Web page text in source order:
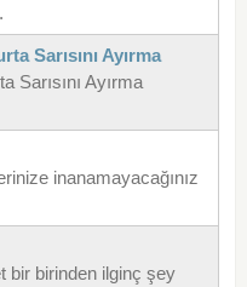
Sarısını Ayırma
Sarısını Ayırma
inanamayacağınız
bir birinden ilginç şey